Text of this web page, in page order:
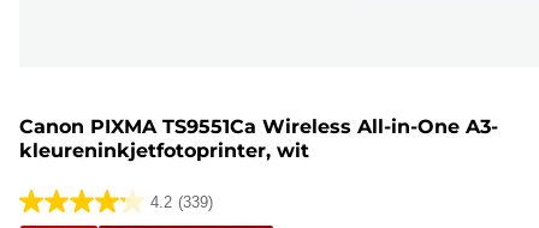
Canon PIXMA TS9551Ca Wireless All-in-One A3-
kleureninkjetfotoprinter, wit
4.2 (339)
4.2